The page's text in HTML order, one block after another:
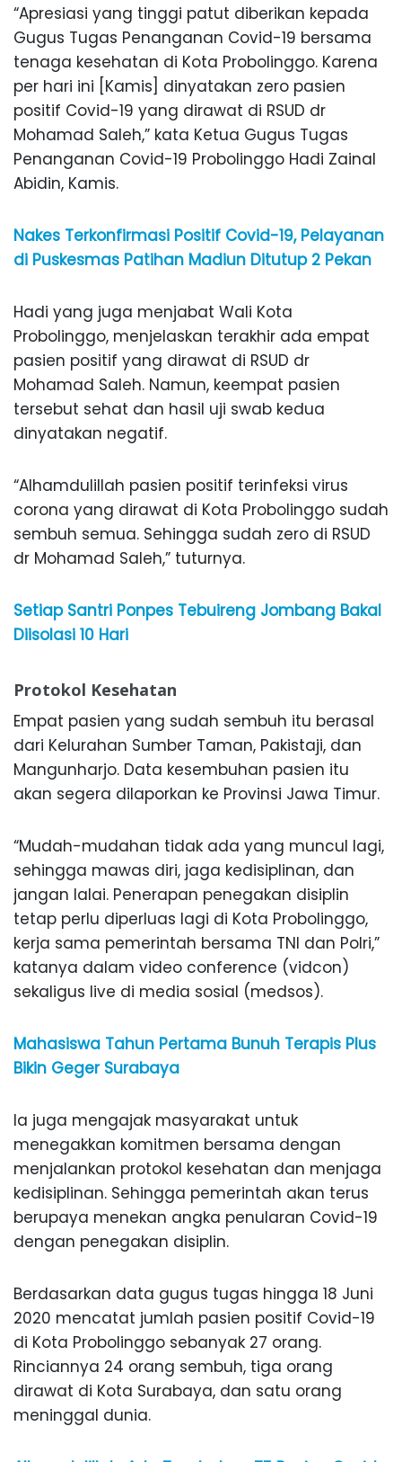
“Apresiasi yang tinggi patut diberikan kepada
Gugus Tugas Penanganan Covid-19 bersama
tenaga kesehatan di Kota Probolinggo. Karena
per hari ini [Kamis] dinyatakan zero pasien
positif Covid-19 yang dirawat di RSUD dr
Mohamad Saleh,” kata Ketua Gugus Tugas
Penanganan Covid-19 Probolinggo Hadi Zainal
Abidin, Kamis.
Nakes Terkonfirmasi Positif Covid-19, Pelayanan
di Puskesmas Patihan Madiun Ditutup 2 Pekan
Hadi yang juga menjabat Wali Kota
Probolinggo, menjelaskan terakhir ada empat
pasien positif yang dirawat di RSUD dr
Mohamad Saleh. Namun, keempat pasien
tersebut sehat dan hasil uji swab kedua
dinyatakan negatif.
“Alhamdulillah pasien positif terinfeksi virus
corona yang dirawat di Kota Probolinggo sudah
sembuh semua. Sehingga sudah zero di RSUD
dr Mohamad Saleh,” tuturnya.
Setiap Santri Ponpes Tebuireng Jombang Bakal
Diisolasi 10 Hari
Protokol Kesehatan
Empat pasien yang sudah sembuh itu berasal
dari Kelurahan Sumber Taman, Pakistaji, dan
Mangunharjo. Data kesembuhan pasien itu
akan segera dilaporkan ke Provinsi Jawa Timur.
“Mudah-mudahan tidak ada yang muncul lagi,
sehingga mawas diri, jaga kedisiplinan, dan
jangan lalai. Penerapan penegakan disiplin
tetap perlu diperluas lagi di Kota Probolinggo,
kerja sama pemerintah bersama TNI dan Polri,”
katanya dalam video conference (vidcon)
sekaligus live di media sosial (medsos).
Mahasiswa Tahun Pertama Bunuh Terapis Plus
Bikin Geger Surabaya
Ia juga mengajak masyarakat untuk
menegakkan komitmen bersama dengan
menjalankan protokol kesehatan dan menjaga
kedisiplinan. Sehingga pemerintah akan terus
berupaya menekan angka penularan Covid-19
dengan penegakan disiplin.
Berdasarkan data gugus tugas hingga 18 Juni
2020 mencatat jumlah pasien positif Covid-19
di Kota Probolinggo sebanyak 27 orang.
Rinciannya 24 orang sembuh, tiga orang
dirawat di Kota Surabaya, dan satu orang
meninggal dunia.